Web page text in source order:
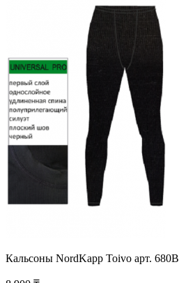
Кальсоны NordKapp Toivo арт. 680B